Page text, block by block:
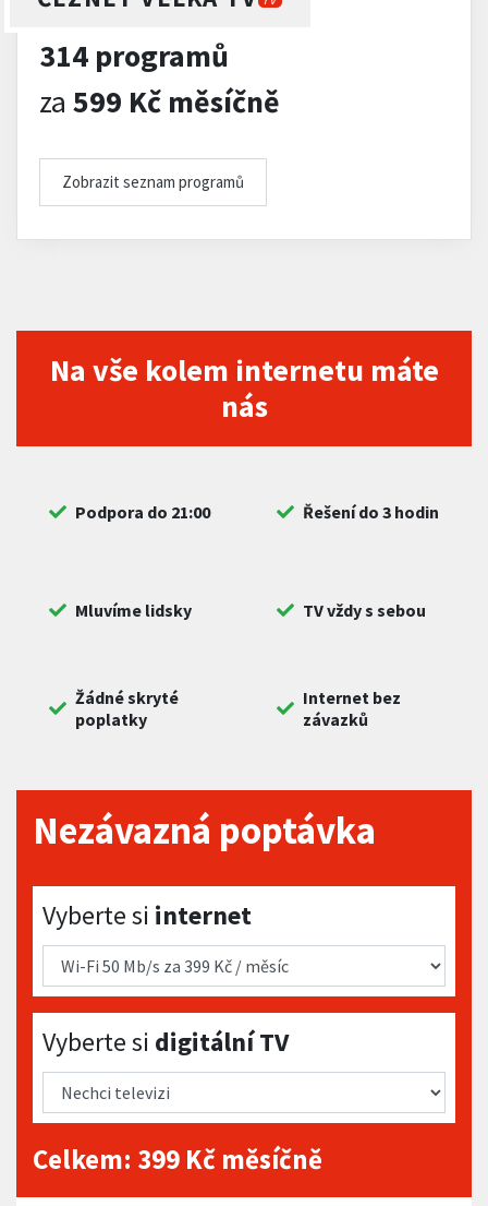
314 programů
za 599 Kč měsíčně
Zobrazit seznam programů
Na vše kolem internetu máte
nás
Podpora do 21:00 Řešení do 3 hodin
Mluvíme lidsky TV vždy s sebou
Žádné skryté
poplatky
Internet bez
závazků
Nezávazná poptávka
Vyberte si internet
Vyberte si internet
Vyberte si digitální TV
Vyberte si digitální TV
Celkem: 399 Kč měsíčně